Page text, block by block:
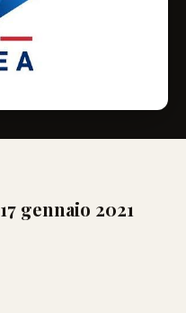
gennaio 2021